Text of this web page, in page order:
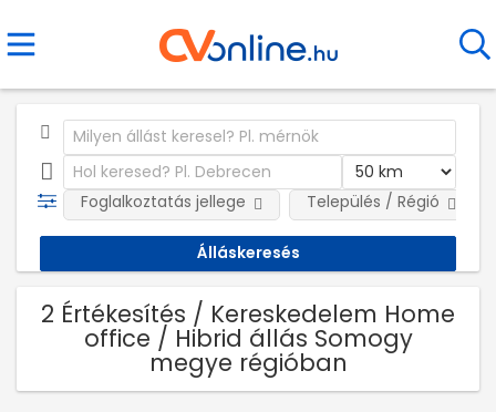
Foglalkoztatás jellege Település / Régió
2 Értékesítés / Kereskedelem Home
office / Hibrid állás Somogy
megye régióban